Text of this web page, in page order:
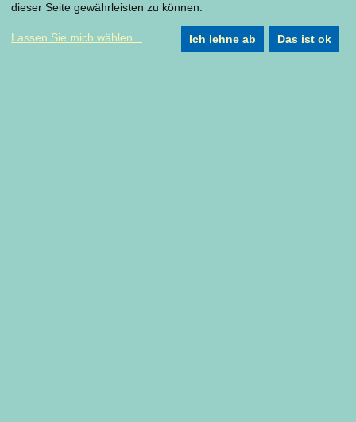
OrtRinglokschuppen | Am Schloß Broich 38 | 45479
Mülheim an der Ruhr
dieser Seite gewährleisten zu können.
Lassen Sie mich wählen... Ich lehne ab Das ist ok